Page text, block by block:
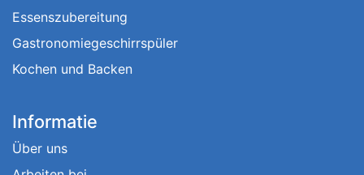
Essenszubereitung
Gastronomiegeschirrspüler
Kochen und Backen
Informatie
Über uns